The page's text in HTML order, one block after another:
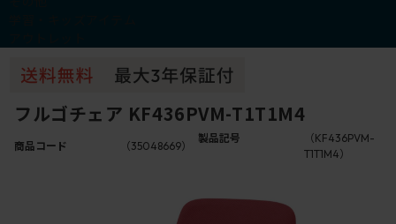
フルゴチェア KF436PVM-T1T1M4
商品コード （35048669）
製品記号
（KF436PVM-
T1T1M4）